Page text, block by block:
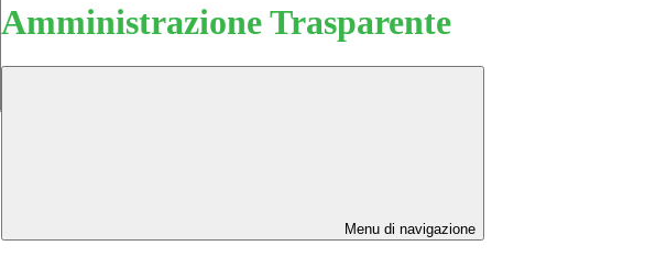
Amministrazione Trasparente
Menu di navigazione